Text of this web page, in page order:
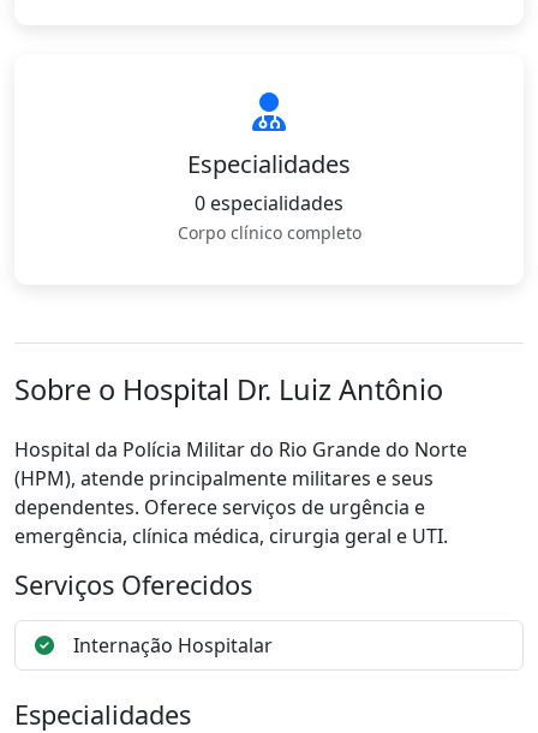
Especialidades
0 especialidades
Corpo clínico completo
Sobre o Hospital Dr. Luiz Antônio
Hospital da Polícia Militar do Rio Grande do Norte
(HPM), atende principalmente militares e seus
dependentes. Oferece serviços de urgência e
emergência, clínica médica, cirurgia geral e UTI.
Serviços Oferecidos
Internação Hospitalar
Especialidades